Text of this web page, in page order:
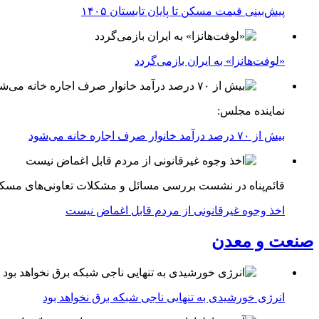
پیش‌بینی قیمت مسکن تا پایان تابستان ۱۴۰۵
«لوفت‌هانزا» به ایران بازمی‌گردد
نماینده مجلس:
بیش از ۷۰ درصد درآمد خانوار صرف اجاره خانه می‌شود
قائم‌پناه در نشست بررسی مسائل و مشکلات تعاونی‌های
اخذ وجوه غیرقانونی از مردم قابل اغماض نیست
صنعت و معدن
انرژی خورشیدی به تنهایی ناجی شبکه برق نخواهد بود